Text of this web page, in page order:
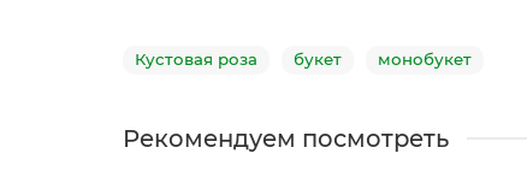
Кустовая роза букет монобукет
Рекомендуем посмотреть